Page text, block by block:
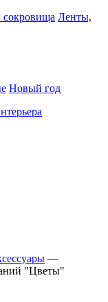
Ленты,
Новый год
—
"Цветы"